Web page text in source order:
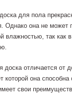
для пола
Однако она не
влажностью, так как
доска отличается от
которой она
свои